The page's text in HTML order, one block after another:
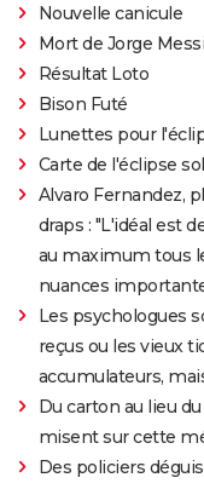
Nouvelle canicule
Mort de Jorge Messi
Résultat Loto
Bison Futé
Lunettes pour
Carte de l'éclipse
Alvaro Fernandez,
draps : "L'idéal est
au maximum tous
nuances
Les psychologues
reçus ou les vieux
accumulateurs,
Du carton au lieu
misent sur cette
Des policiers